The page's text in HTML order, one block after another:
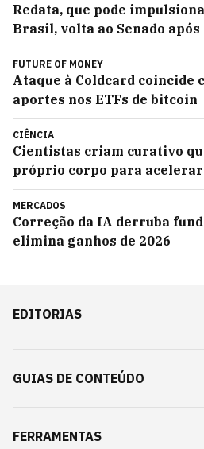
Redata, que pode
Brasil, volta ao Senado após
FUTURE OF MONEY
Ataque à Coldcard coincide
aportes nos ETFs de bitcoin
CIÊNCIA
Cientistas criam curativo
próprio corpo para
MERCADOS
Correção da IA derruba
elimina ganhos de 2026
EDITORIAS
GUIAS DE CONTEÚDO
FERRAMENTAS